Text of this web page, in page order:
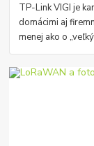
TP-Link VIGI je
domácimi aj
menej ako o